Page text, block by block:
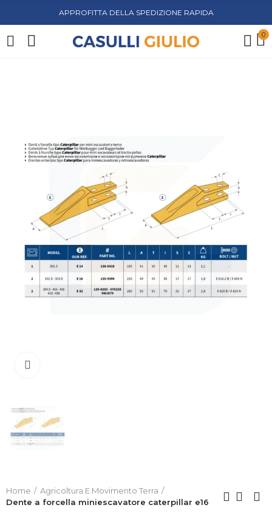
APPROFITTA DELLA SPEDIZIONE RAPIDA
0
Home
Agricoltura E Movimento Terra
Dente a forcella miniescavatore caterpillar e16